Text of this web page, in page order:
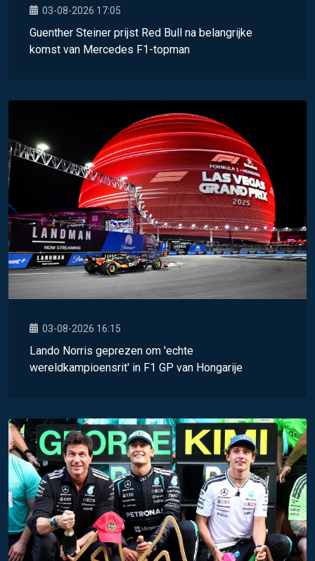
03-08-2026 17:05
Guenther Steiner prijst Red Bull na belangrijke
komst van Mercedes F1-topman
03-08-2026 16:15
Lando Norris geprezen om 'echte
wereldkampioensrit' in F1 GP van Hongarije